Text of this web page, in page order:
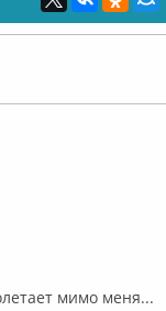
мимо меня...